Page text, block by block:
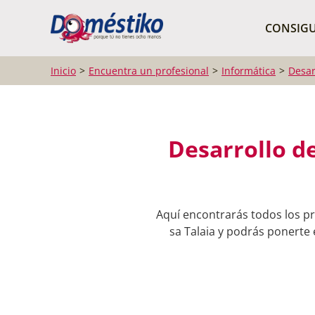
Inicio Encuentra un profesional Informática
Desarrollo
Aquí encontrarás todos los
sa Talaia y podrás